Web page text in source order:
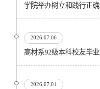
2026.07.06
高材系92级本科校友毕
2026.07.01